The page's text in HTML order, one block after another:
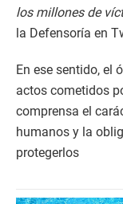
los millones de
la Defensoría en
En ese sentido, el
actos cometidos
comprensa el
humanos y la
protegerlos